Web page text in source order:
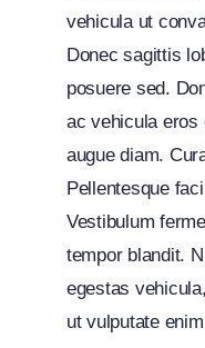
vehicula ut
Donec sagittis
posuere sed.
ac vehicula eros
augue diam.
Pellentesque
Vestibulum
tempor blandit.
egestas
ut vulputate